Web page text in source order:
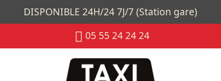
DISPONIBLE 24H/24 7J/7 (Station gare)
05 55 24 24 24